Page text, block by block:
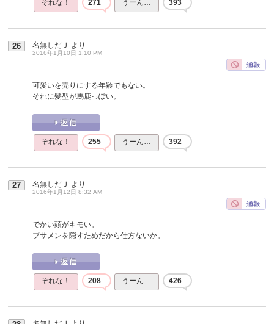
それな！ 271 うーん… 393
26 名無しだＪ より
2016年1月10日 1:10 PM
可愛いを売りにする年齢でもない。
それに髪型が馬鹿っぽい。
それな！ 255 うーん… 392
27 名無しだＪ より
2016年1月12日 8:32 AM
でかい頭がキモい。
ブサメンを隠すためだから仕方ないか。
それな！ 208 うーん… 426